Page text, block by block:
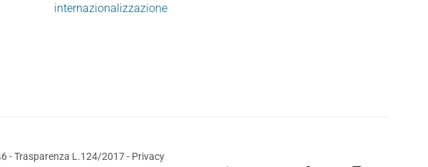
internazionalizzazione
-Trasparenza L.124/2017- Privacy